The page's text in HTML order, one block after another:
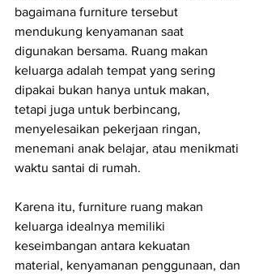
bagaimana furniture tersebut
mendukung kenyamanan saat
digunakan bersama. Ruang makan
keluarga adalah tempat yang sering
dipakai bukan hanya untuk makan,
tetapi juga untuk berbincang,
menyelesaikan pekerjaan ringan,
menemani anak belajar, atau menikmati
waktu santai di rumah.
Karena itu, furniture ruang makan
keluarga idealnya memiliki
keseimbangan antara kekuatan
material, kenyamanan penggunaan, dan